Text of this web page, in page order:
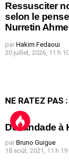
Ressusciter
selon le
Nurretin
par Hakim Fedaoui
20 juillet, 2026, 11 h
NE RATEZ PAS :
Débandade à
par Bruno Guigue
18 août, 2021, 11 h 19